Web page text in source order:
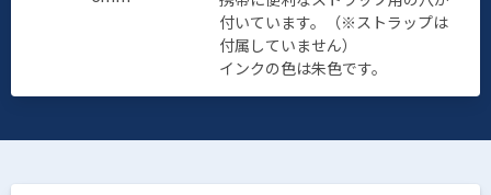
付いています。（※ストラップは
付属していません）
インクの色は朱色です。